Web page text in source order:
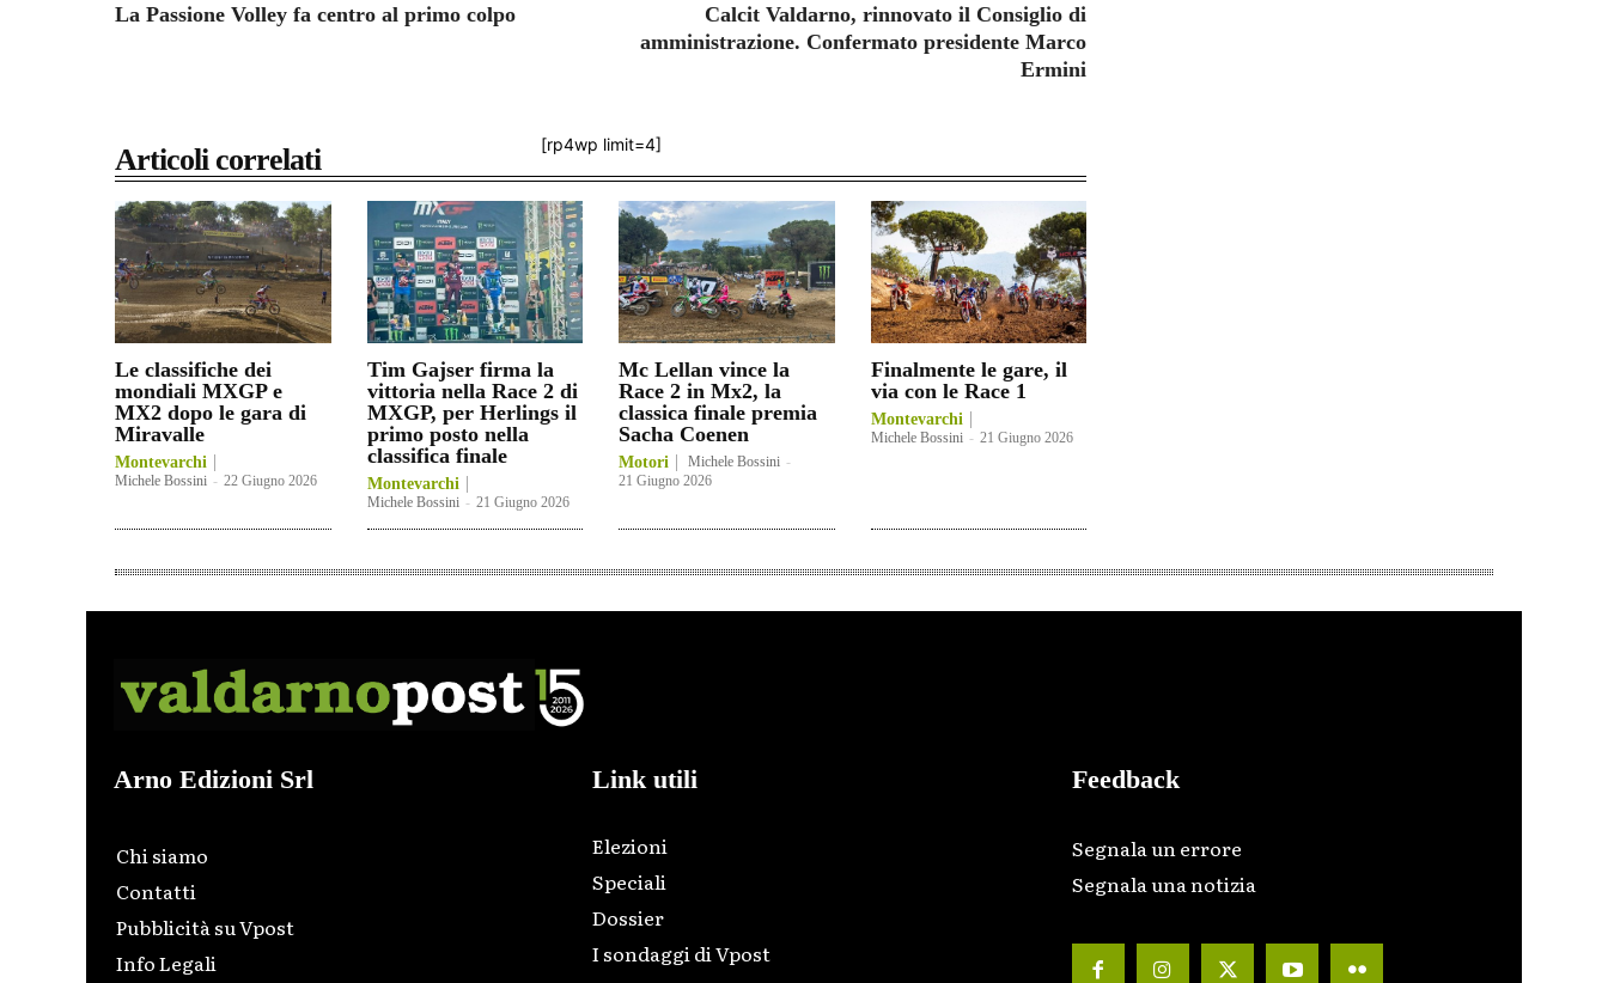
La Passione Volley fa centro al primo colpo
Calcit Valdarno, rinnovato il Consiglio di
amministrazione. Confermato presidente Marco
Ermini
[rp4wp limit=4]
Articoli correlati
Le classifiche dei
mondiali MXGP e
MX2 dopo le gara di
Miravalle
Montevarchi
Michele Bossini - 22 Giugno 2026
Tim Gajser firma la
vittoria nella Race 2 di
MXGP, per Herlings il
primo posto nella
classifica finale
Montevarchi
Michele Bossini - 21 Giugno 2026
Mc Lellan vince la
Race 2 in Mx2, la
classica finale premia
Sacha Coenen
Motori Michele Bossini -
21 Giugno 2026
Finalmente le gare, il
via con le Race 1
Montevarchi
Michele Bossini - 21 Giugno 2026
Arno Edizioni Srl
Chi siamo
Contatti
Pubblicità su Vpost
Info Legali
Link utili
Elezioni
Speciali
Dossier
I sondaggi di Vpost
Feedback
Segnala un errore
Segnala una notizia